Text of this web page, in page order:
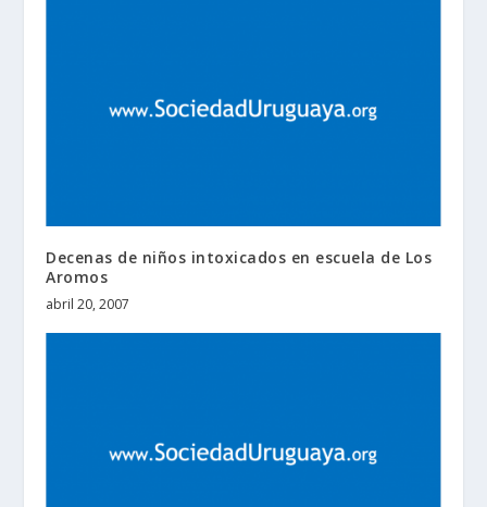
Decenas de niños intoxicados en escuela de Los
Aromos
abril 20, 2007